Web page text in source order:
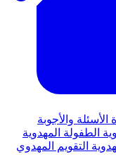
الأسئلة والأجوبة
الطفولة المهدوية
التقويم المهدوي